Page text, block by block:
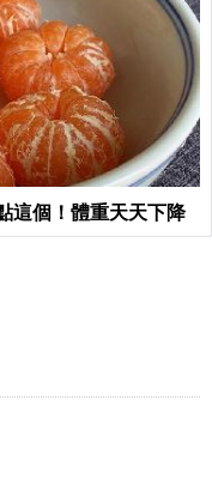
這個！體重天天下降